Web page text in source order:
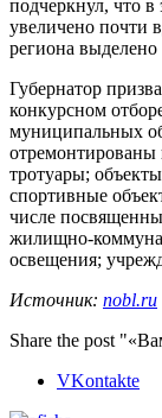
подчеркнул, что
увеличено почти
региона
Губернатор
конкурсном
муниципальных
отремонтированы
тротуары;
спортивные
числе
жилищно-
освещения;
Источник: nobl.ru
Share the post
VKontakte